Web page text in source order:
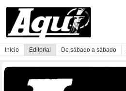
Inicio Editorial De sábado a sábado